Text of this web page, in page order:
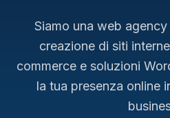
Siamo una web
creazione di siti
commerce e soluzioni
la tua presenza online